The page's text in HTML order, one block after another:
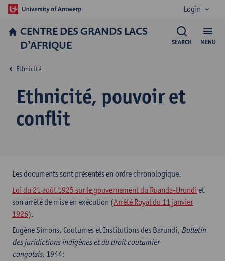
Login
CENTRE DES GRANDS LACS
D’AFRIQUE
MENU
SEARCH
Ethnicité, pouvoir et
conflit
Ethnicité
​Les documents sont présentés en ordre chronologique.
Loi du 21 août 1925 sur le gouvernement du Ruanda-Urundi et
son arrêté de mise en exécution (Arrêté Royal du 11 janvier
1926).
Eugène Simons, Coutumes et Institutions des Barundi, Bulletin
des juridictions indigènes et du droit coutumier
congolais, 1944: